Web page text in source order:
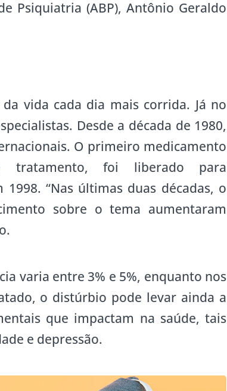
Psiquiatria (ABP), Antônio Geraldo
vida cada dia mais corrida. Já no
Desde a década de 1980,
O primeiro medicamento
tratamento, foi liberado para
“Nas últimas duas décadas, o
sobre o tema aumentaram
varia entre 3% e 5%, enquanto nos
o distúrbio pode levar ainda a
que impactam na saúde, tais
e depressão.